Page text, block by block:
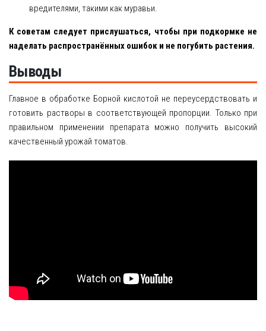
вредителями, такими как муравьи.
К советам следует прислушаться, чтобы при подкормке не
наделать распространённых ошибок и не погубить растения.
Выводы
Главное в обработке Борной кислотой не переусердствовать и
готовить растворы в соответствующей пропорции. Только при
правильном применении препарата можно получить высокий
качественный урожай томатов.